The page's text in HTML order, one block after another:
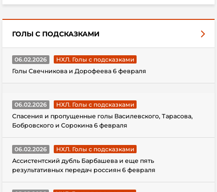
ГОЛЫ С ПОДСКАЗКАМИ
06.02.2026
НХЛ. Голы с подсказками
Голы Свечникова и Дорофеева 6 февраля
06.02.2026
НХЛ. Голы с подсказками
Спасения и пропущенные голы Василевского, Тарасова,
Бобровского и Сорокина 6 февраля
06.02.2026
НХЛ. Голы с подсказками
Ассистентский дубль Барбашева и еще пять
результативных передач россиян 6 февраля